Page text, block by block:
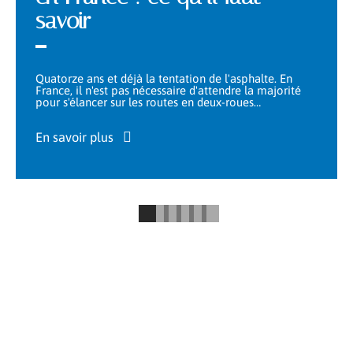
savoir
Quatorze ans et déjà la tentation de l'asphalte. En
France, il n'est pas nécessaire d'attendre la majorité
pour s'élancer sur les routes en deux-roues…
En savoir plus